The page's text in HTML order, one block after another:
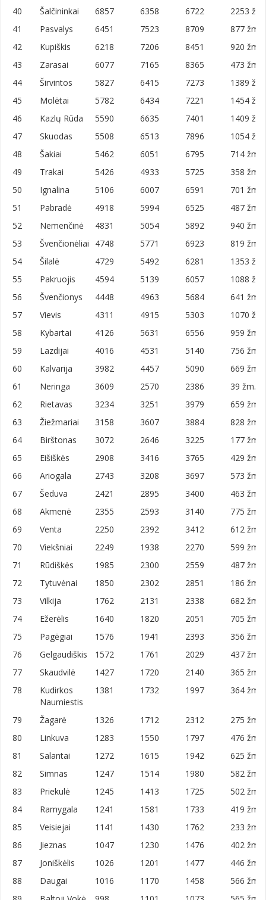
40
Šalčininkai 6857 6358 6722
2253
41
Pasvalys 6451 7523 8709
877 žm./
42
Kupiškis 6218 7206 8451
920 žm./
43
Zarasai 6077 7165 8365
473 žm./
44
Širvintos 5827 6415 7273
1389
45
Molėtai 5782 6434 7221
1454
46
Kazlų Rūda 5590 6635 7401
1409
47
Skuodas 5508 6513 7896
1054
48
Šakiai 5462 6051 6795
714 žm./
49
Trakai 5426 4933 5725
358 žm./
50
Ignalina 5106 6007 6591
701 žm./
51
Pabradė 4918 5994 6525
487 žm./
52
Nemenčinė 4831 5054 5892
940 žm./
53
Švenčionėliai 4748 5771 6923
819 žm./
54
Šilalė 4729 5492 6281
1353
55
Pakruojis 4594 5139 6057
1088
56
Švenčionys 4448 4963 5684
641 žm./
57
Vievis 4311 4915 5303
1070
58
Kybartai 4126 5631 6556
959 žm./
59
Lazdijai 4016 4531 5140
756 žm./
60
Kalvarija 3982 4457 5090
669 žm./
61
Neringa 3609 2570 2386
39 žm./
62
Rietavas 3234 3251 3979
659 žm./
63
Žiežmariai 3158 3607 3884
828 žm./
64
Birštonas 3072 2646 3225
177 žm./
65
Eišiškės 2908 3416 3765
429 žm./
66
Ariogala 2743 3208 3697
573 žm./
67
Šeduva 2421 2895 3400
463 žm./
68
Akmenė 2355 2593 3140
775 žm./
69
Venta 2250 2392 3412
612 žm./
70
Viekšniai 2249 1938 2270
599 žm./
71
Rūdiškės 1985 2300 2559
487 žm./
72
Tytuvėnai 1850 2302 2851
186 žm./
73
Vilkija 1762 2131 2338
682 žm./
74
Ežerėlis 1640 1820 2051
705 žm./
75
Pagėgiai 1576 1941 2393
356 žm./
76
Gelgaudiškis 1572 1761 2029
437 žm./
77
Skaudvilė 1427 1720 2140
365 žm./
78
Kudirkos
Naumiestis
1381 1732 1997 364 žm./
79 Žagarė 1326 1712 2312
275 žm./
80
Linkuva 1283 1550 1797
476 žm./
81
Salantai 1272 1615 1942
625 žm./
82
Simnas 1247 1514 1980
582 žm./
83
Priekulė 1245 1413 1725
502 žm./
84
Ramygala 1241 1581 1733
419 žm./
85
Veisiejai 1141 1430 1762
233 žm./
86
Jieznas 1047 1230 1476
402 žm./
87
Joniškėlis 1026 1201 1477
446 žm./
88
Daugai 1016 1170 1458
566 žm./